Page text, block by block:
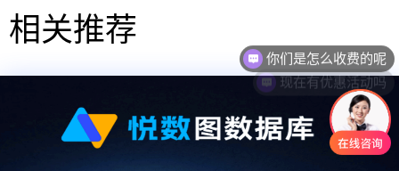
相关推荐
现在有优惠活动吗